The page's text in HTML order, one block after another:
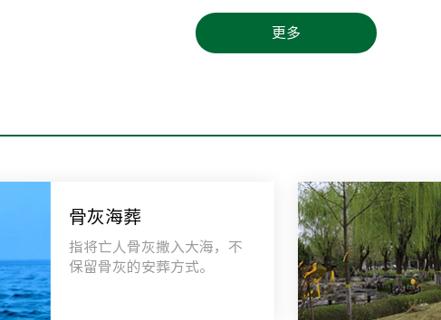
北
更多
骨灰海葬
指将亡人骨灰撒入大海，不
保留骨灰的安葬方式。